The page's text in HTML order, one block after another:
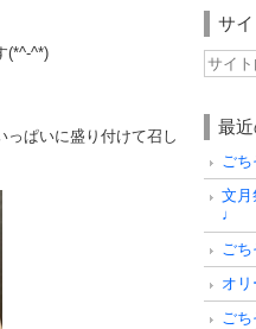
(*^-^*)
っぱいに盛り付けて召し
サ
最
ご
文月
♩
ご
オ
ご